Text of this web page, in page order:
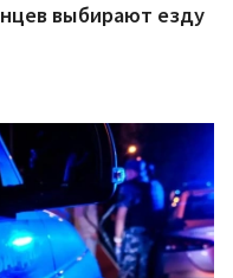
выбирают езду